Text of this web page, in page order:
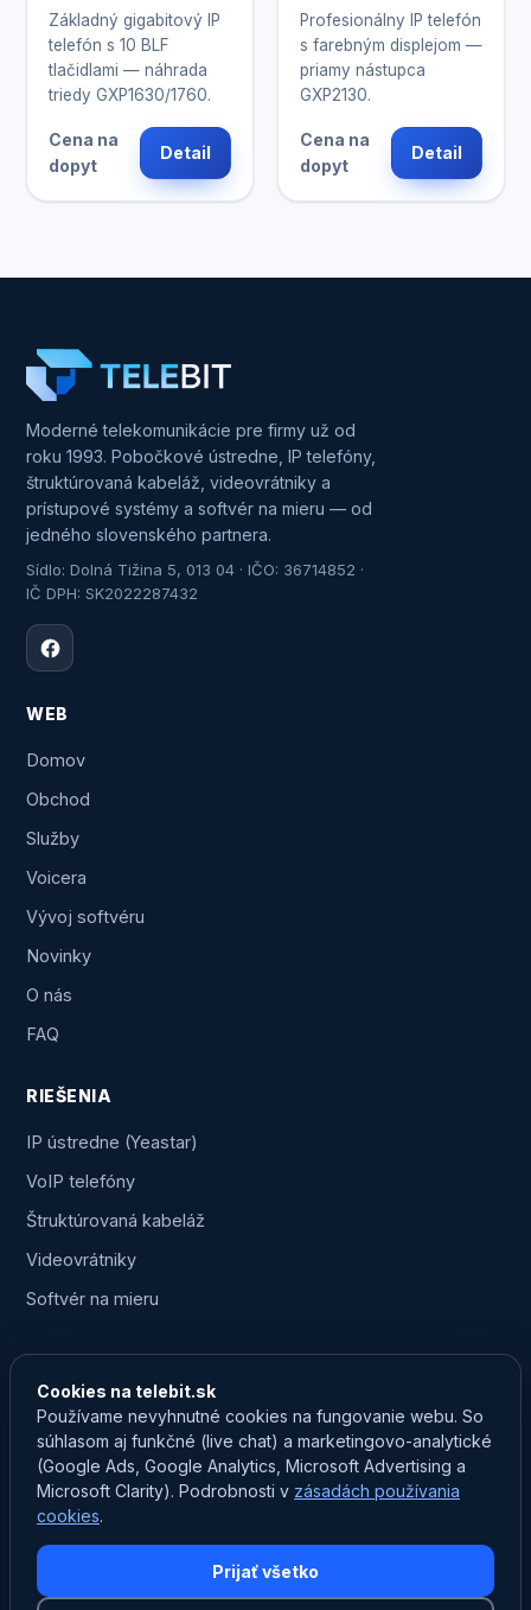
Základný gigabitový IP
telefón s 10 BLF
tlačidlami — náhrada
triedy GXP1630/1760.
Cena na
dopyt
Detail
Profesionálny IP telefón
s farebným displejom —
priamy nástupca
GXP2130.
Cena na
dopyt
Detail
Moderné telekomunikácie pre firmy už od
roku 1993. Pobočkové ústredne, IP telefóny,
štruktúrovaná kabeláž, videovrátniky a
prístupové systémy a softvér na mieru — od
jedného slovenského partnera.
Sídlo: Dolná Tižina 5, 013 04 · IČO: 36714852 ·
IČ DPH: SK2022287432
WEB
Domov
Obchod
Služby
Voicera
Vývoj softvéru
Novinky
O nás
FAQ
RIEŠENIA
IP ústredne (Yeastar)
VoIP telefóny
Štruktúrovaná kabeláž
Videovrátniky
Softvér na mieru
KONTAKT
0903 750 825
marketing@telebit.sk
Prevádzka: Na Záhumní 259/14B, Nededza
24/7 zákaznícky servis
Cookies na telebit.sk
Používame nevyhnutné cookies na fungovanie webu. So
súhlasom aj funkčné (live chat) a marketingovo-analytické
(Google Ads, Google Analytics, Microsoft Advertising a
Microsoft Clarity). Podrobnosti v zásadách používania
cookies.
Prijať všetko